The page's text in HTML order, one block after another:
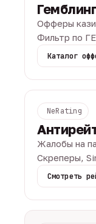
Офферы
Фильтр по
Каталог
NeRating
Жалобы на
Скреперы,
Смотреть